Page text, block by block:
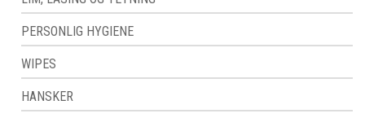
PERSONLIG HYGIENE
WIPES
HANSKER